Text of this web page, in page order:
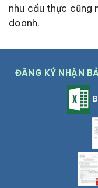
nhu cầu thực cũng
doanh.
ĐĂNG KÝ NHẬN